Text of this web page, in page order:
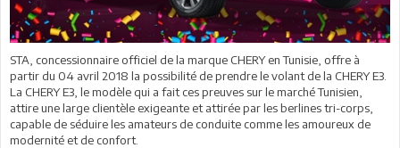
STA, concessionnaire officiel de la marque CHERY en Tunisie, offre à
partir du 04 avril 2018 la possibilité de prendre le volant de la CHERY E3.
La CHERY E3, le modèle qui a fait ces preuves sur le marché Tunisien,
attire une large clientèle exigeante et attirée par les berlines tri-corps,
capable de séduire les amateurs de conduite comme les amoureux de
modernité et de confort.